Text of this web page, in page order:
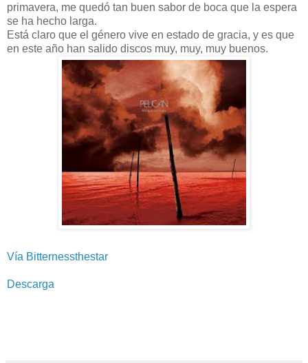
primavera, me quedó tan buen sabor de boca que la espera
se ha hecho larga.
Está claro que el género vive en estado de gracia, y es que
en este año han salido discos muy, muy, muy buenos.
Vía Bitternessthestar
Descarga